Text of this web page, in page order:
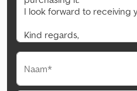
Naam*